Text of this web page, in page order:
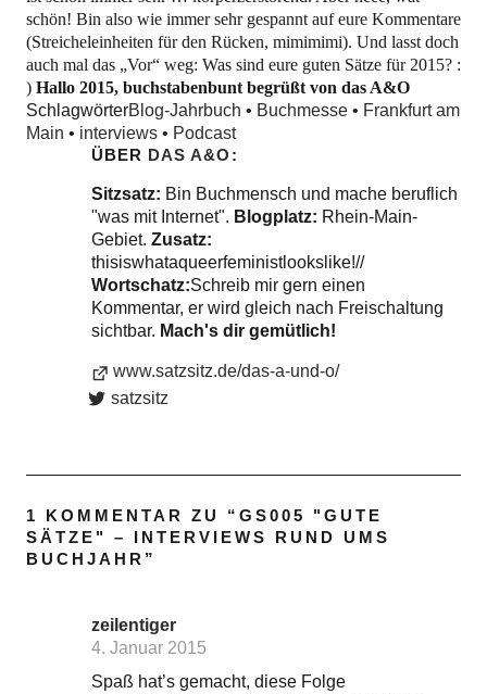
schön! Bin also wie immer sehr gespannt auf eure Kommentare
(Streicheleinheiten für den Rücken, mimimimi). Und lasst doch
auch mal das „Vor“ weg: Was sind eure guten Sätze für 2015? :
) Hallo 2015, buchstabenbunt begrüßt von das A&O
SchlagwörterBlog-Jahrbuch • Buchmesse• Frankfurt am
Main • interviews• Podcast
ÜBER DAS A&O
Sitzsatz: Bin Buchmensch und mache beruflich
"was mit Internet". Blogplatz: Rhein-Main-
Gebiet. Zusatz:
thisiswhataqueerfeministlookslike!//
Wortschatz:Schreib mir gern einen
Kommentar, er wird gleich nach Freischaltung
sichtbar. Mach's dir gemütlich!
www.satzsitz.de/das-a-und-o/
satzsitz
1 KOMMENTAR ZU “ GS005 "GUTE
SÄTZE" – INTERVIEWS RUND UMS
BUCHJAHR ”
zeilentiger
4. Januar 2015
Spaß hat’s gemacht, diese Folge